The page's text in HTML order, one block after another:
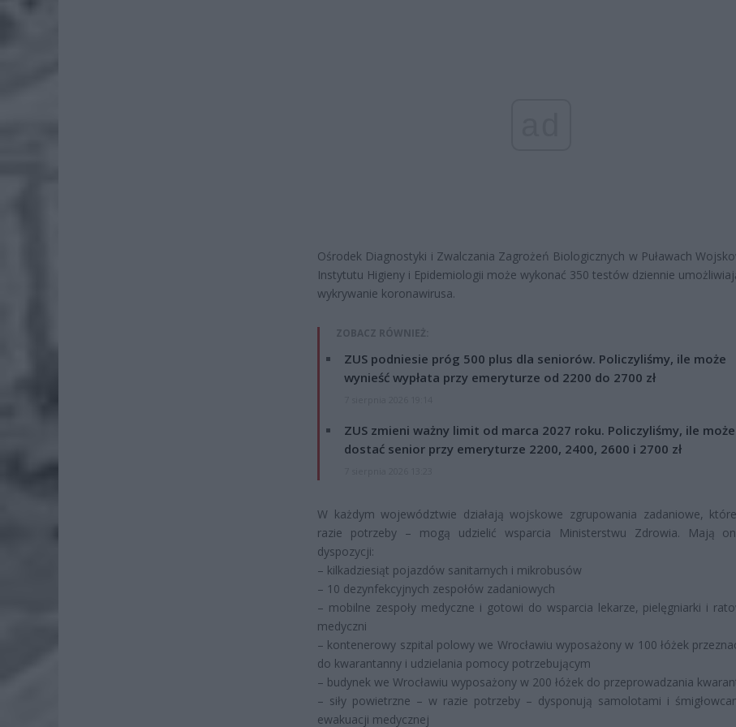
Ośrodek Diagnostyki i Zwalczania Zagrożeń Biologicznych w Puławach
Instytutu Higieny i Epidemiologii może wykonać 350 testów dziennie
wykrywanie koronawirusa.
ZOBACZ RÓWNIEŻ:
ZUS podniesie próg 500 plus dla seniorów. Policzyliśmy, ile może
wynieść wypłata przy emeryturze od 2200 do 2700 zł
ZUS zmieni ważny limit od marca 2027 roku. Policzyliśmy, ile może
dostać senior przy emeryturze 2200, 2400, 2600 i 2700 zł
W każdym województwie działają wojskowe zgrupowania zadaniowe,
razie potrzeby – mogą udzielić wsparcia Ministerstwu Zdrowia. Mają
dyspozycji:
– kilkadziesiąt pojazdów sanitarnych i mikrobusów
– 10 dezynfekcyjnych zespołów zadaniowych
– mobilne zespoły medyczne i gotowi do wsparcia lekarze, pielęgniarki i
medyczni
– kontenerowy szpital polowy we Wrocławiu wyposażony w 100 łóżek
do kwarantanny i udzielania pomocy potrzebującym
– budynek we Wrocławiu wyposażony w 200 łóżek do przeprowadzania
– siły powietrzne – w razie potrzeby – dysponują samolotami i
ewakuacji medycznej